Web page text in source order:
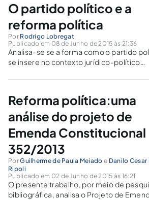
O partido político e a
reforma política
Por Rodrigo Lobregat
Publicado em 08 de Junho de 2015 às 21:36
Analisa-se se a forma como o partido
se insere no contexto jurídico-político
Busca-se demonstrar, no contexto, seu
surgiram, em si, os partidos políticos.
Reforma política:uma
análise do projeto de
Emenda Constitucional
352/2013
PorGuilherme de Paula Meiado e Danilo Cesar
Ripoli
Publicado em 02 de Junho de 2015 às 16:21
O presente trabalho, por meio de
bibliográfica, analisa o Projeto de